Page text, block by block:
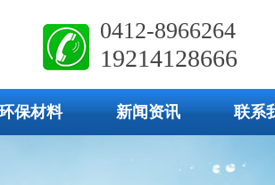
0412-8966264
19214128666
保材料 新闻资讯 联系